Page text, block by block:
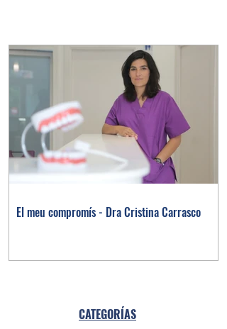
El meu compromís - Dra Cristina Carrasco
CATEGORÍAS